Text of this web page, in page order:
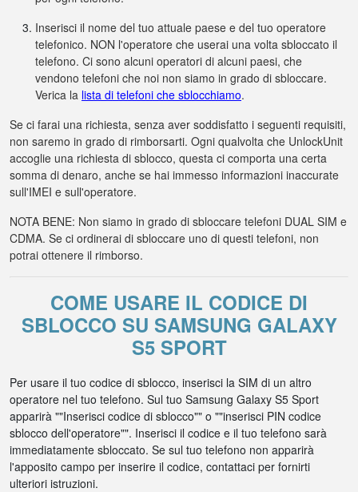
Inserisci il nome del tuo attuale paese e del tuo operatore
telefonico. NON l'operatore che userai una volta sbloccato il
telefono. Ci sono alcuni operatori di alcuni paesi, che
vendono telefoni che noi non siamo in grado di sbloccare.
Verica la lista di telefoni che sblocchiamo.
Se ci farai una richiesta, senza aver soddisfatto i seguenti requisiti,
non saremo in grado di rimborsarti. Ogni qualvolta che UnlockUnit
accoglie una richiesta di sblocco, questa ci comporta una certa
somma di denaro, anche se hai immesso informazioni inaccurate
sull'IMEI e sull'operatore.
NOTA BENE: Non siamo in grado di sbloccare telefoni DUAL SIM e
CDMA. Se ci ordinerai di sbloccare uno di questi telefoni, non
potrai ottenere il rimborso.
COME USARE IL CODICE DI
SBLOCCO SU SAMSUNG GALAXY
S5 SPORT
Per usare il tuo codice di sblocco, inserisci la SIM di un altro
operatore nel tuo telefono. Sul tuo Samsung Galaxy S5 Sport
apparirà ""Inserisci codice di sblocco"" o ""inserisci PIN codice
sblocco dell'operatore"". Inserisci il codice e il tuo telefono sarà
immediatamente sbloccato. Se sul tuo telefono non apparirà
l'apposito campo per inserire il codice, contattaci per fornirti
ulteriori istruzioni.